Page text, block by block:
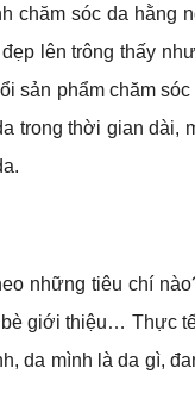
chăm sóc da hằng
lên trông thấy
sản phẩm chăm
trong thời gian dài,
những tiêu chí
giới thiệu… Thực
da mình là da gì,